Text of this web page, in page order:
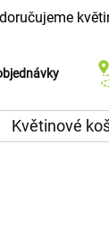
doručení
Květinové